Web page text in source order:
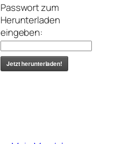
Passwort zum
Herunterladen
eingeben:
Jetzt herunterladen!